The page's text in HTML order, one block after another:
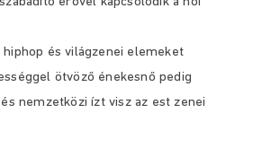
hiphop és világzenei elemeket
ötvöző énekesnő pedig
nemzetközi ízt visz az est zenei